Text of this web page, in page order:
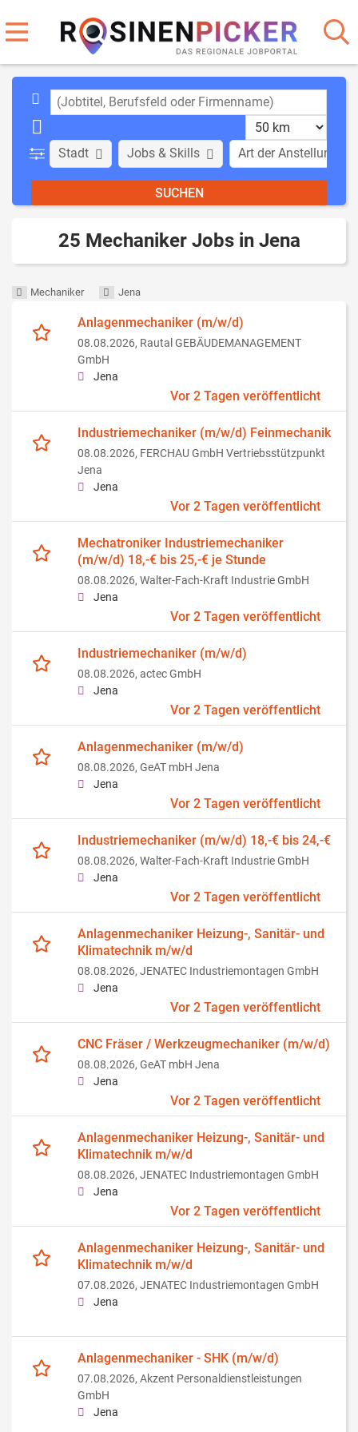
Stadt Art der Anstellung
Jobs & Skills
25 Mechaniker Jobs in Jena
Mechaniker Jena
Anlagenmechaniker (m/w/d)
08.08.2026, Rautal GEBÄUDEMANAGEMENT
GmbH
Jena
Vor 2 Tagen veröffentlicht
Industriemechaniker (m/w/d) Feinmechanik
08.08.2026, FERCHAU GmbH Vertriebsstützpunkt
Jena
Jena
Vor 2 Tagen veröffentlicht
Mechatroniker Industriemechaniker
(m/w/d) 18,-€ bis 25,-€ je Stunde
08.08.2026, Walter-Fach-Kraft Industrie GmbH
Jena
Vor 2 Tagen veröffentlicht
Industriemechaniker (m/w/d)
08.08.2026, actec GmbH
Jena
Vor 2 Tagen veröffentlicht
Anlagenmechaniker (m/w/d)
08.08.2026, GeAT mbH Jena
Jena
Vor 2 Tagen veröffentlicht
Industriemechaniker (m/w/d) 18,-€ bis 24,-€
08.08.2026, Walter-Fach-Kraft Industrie GmbH
Jena
Vor 2 Tagen veröffentlicht
Anlagenmechaniker Heizung-, Sanitär- und
Klimatechnik m/w/d
08.08.2026, JENATEC Industriemontagen GmbH
Jena
Vor 2 Tagen veröffentlicht
CNC Fräser / Werkzeugmechaniker (m/w/d)
08.08.2026, GeAT mbH Jena
Jena
Vor 2 Tagen veröffentlicht
Anlagenmechaniker Heizung-, Sanitär- und
Klimatechnik m/w/d
08.08.2026, JENATEC Industriemontagen GmbH
Jena
Vor 2 Tagen veröffentlicht
Anlagenmechaniker Heizung-, Sanitär- und
Klimatechnik m/w/d
07.08.2026, JENATEC Industriemontagen GmbH
Jena
Anlagenmechaniker - SHK (m/w/d)
07.08.2026, Akzent Personaldienstleistungen
GmbH
Jena